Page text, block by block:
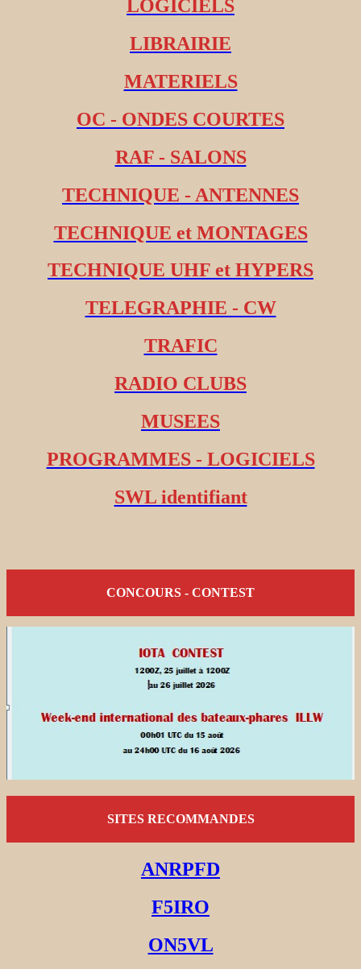
LOGICIELS
LIBRAIRIE
MATERIELS
OC - ONDES COURTES
RAF - SALONS
TECHNIQUE - ANTENNES
TECHNIQUE et MONTAGES
TECHNIQUE UHF et HYPERS
TELEGRAPHIE - CW
TRAFIC
RADIO CLUBS
MUSEES
PROGRAMMES - LOGICIELS
SWL identifiant
CONCOURS - CONTEST
SITES RECOMMANDES
ANRPFD
F5IRO
ON5VL